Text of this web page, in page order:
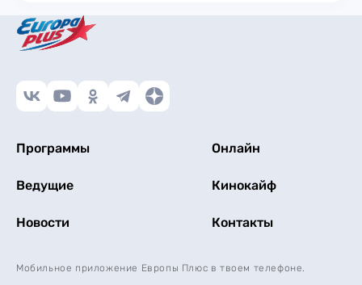
Программы Онлайн
Ведущие Кинокайф
Новости Контакты
Мобильное приложение Европы Плюс в твоем телефоне.